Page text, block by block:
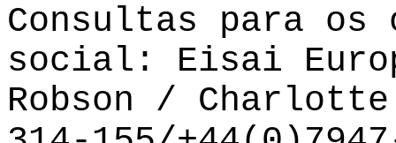
Consultas para os
social: Eisai
Robson /